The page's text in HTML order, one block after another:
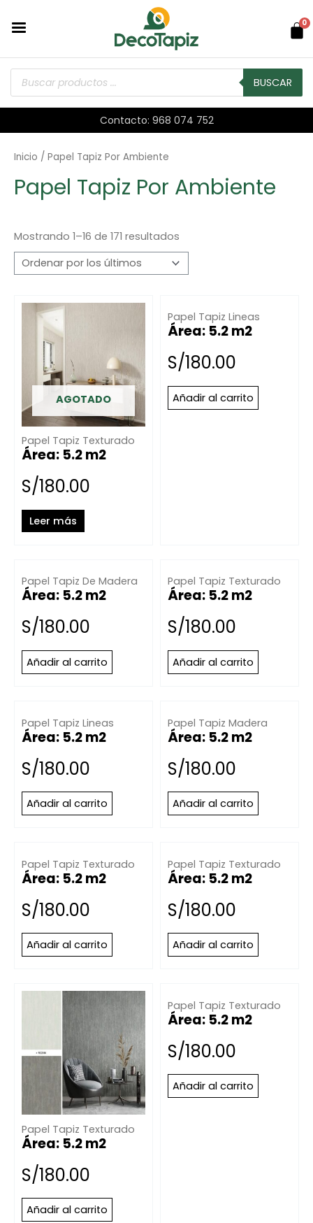
0
BUSCAR
Contacto: 968 074 752
Inicio / Papel Tapiz Por Ambiente
Papel Tapiz Por Ambiente
Mostrando 1–16 de 171 resultados
AGOTADO
Papel Tapiz Texturado
Área: 5.2 m2
S/180.00
Leer más
Papel Tapiz Lineas
Área: 5.2 m2
S/180.00
Añadir al carrito
Papel Tapiz De Madera
Área: 5.2 m2
S/180.00
Añadir al carrito
Papel Tapiz Texturado
Área: 5.2 m2
S/180.00
Añadir al carrito
Papel Tapiz Lineas
Área: 5.2 m2
S/180.00
Añadir al carrito
Papel Tapiz Madera
Área: 5.2 m2
S/180.00
Añadir al carrito
Papel Tapiz Texturado
Área: 5.2 m2
S/180.00
Añadir al carrito
Papel Tapiz Texturado
Área: 5.2 m2
S/180.00
Añadir al carrito
Papel Tapiz Texturado
Área: 5.2 m2
S/180.00
Añadir al carrito
Papel Tapiz Texturado
Área: 5.2 m2
S/180.00
Añadir al carrito